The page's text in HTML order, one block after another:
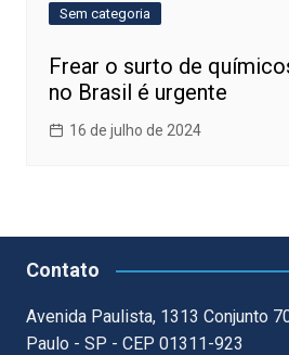
Sem categoria
Frear o surto de
no Brasil é urgente
16 de julho de 2024
Contato
Avenida Paulista, 1313 Conjunto
Paulo - SP - CEP 01311-923